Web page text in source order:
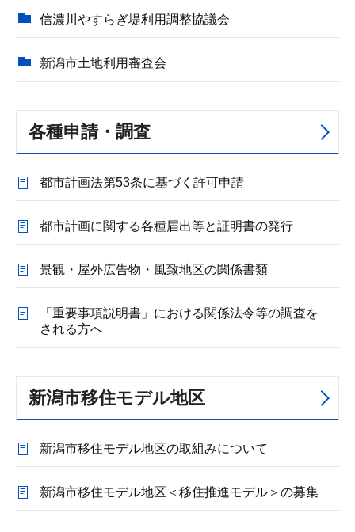
信濃川やすらぎ堤利用調整協議会
新潟市土地利用審査会
各種申請・調査
都市計画法第53条に基づく許可申請
都市計画に関する各種届出等と証明書の発行
景観・屋外広告物・風致地区の関係書類
「重要事項説明書」における関係法令等の調査を
される方へ
新潟市移住モデル地区
新潟市移住モデル地区の取組みについて
新潟市移住モデル地区＜移住推進モデル＞の募集